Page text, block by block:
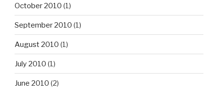
October 2010 (1)
September 2010 (1)
August 2010 (1)
July 2010 (1)
June 2010 (2)